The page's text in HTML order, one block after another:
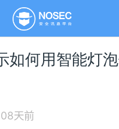
如何用智能灯
天前